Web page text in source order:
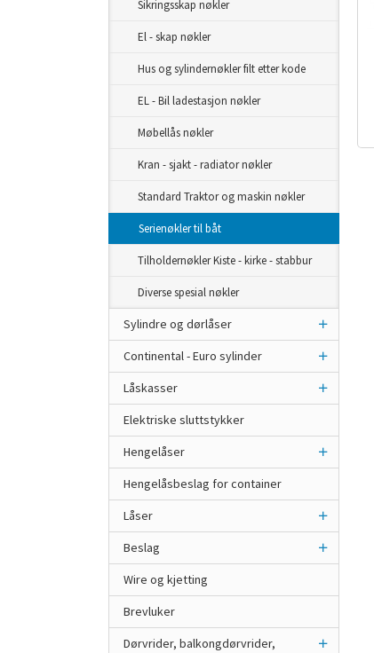
Sikringsskap nøkler
El - skap nøkler
Hus og sylindernøkler filt etter kode
EL - Bil ladestasjon nøkler
Møbellås nøkler
Kran - sjakt - radiator nøkler
Standard Traktor og maskin nøkler
Serienøkler til båt
Tilholdernøkler Kiste - kirke - stabbur
Diverse spesial nøkler
Sylindre og dørlåser
Continental - Euro sylinder
Låskasser
Elektriske sluttstykker
Hengelåser
Hengelåsbeslag for container
Låser
Beslag
Wire og kjetting
Brevluker
Dørvrider, balkongdørvrider,